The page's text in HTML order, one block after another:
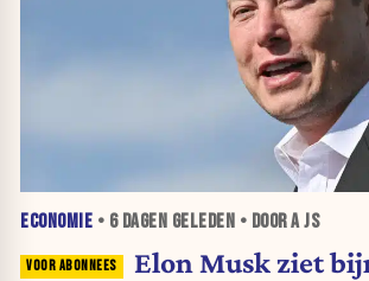
ECONOMIE • 6 DAGEN GELEDEN • DOOR A JS
Elon Musk ziet